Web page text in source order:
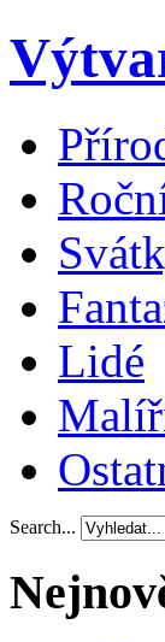
Lidé
Search...